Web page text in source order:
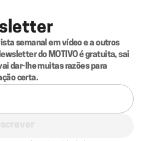
semanal em vídeo e a outros
do MOTIVO é gratuita, sai
dar-lhe muitas razões para
certa.